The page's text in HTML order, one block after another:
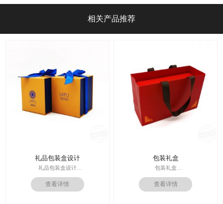
相关产品推荐
礼品包装盒设计
礼品包装盒设计
印刷技术：专色印刷/四色印刷
内材料：特种纸
查看详情
包装礼盒
包装礼盒
印刷技术： 专色印刷
面纸：特种纸
内材料：1500克灰板
查看详情